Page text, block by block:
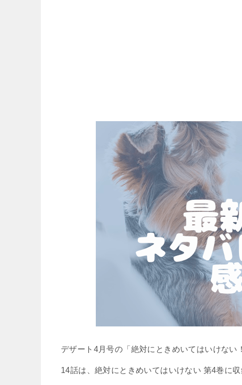
デザート4月号の「絶対にときめいてはいけない
14話は、絶対にときめいてはいけない 第4巻に収